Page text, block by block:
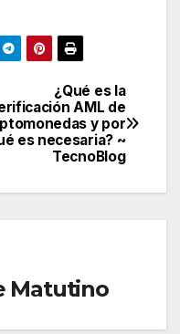
¿Qué es la
AML de
y por
es necesaria? ~
TecnoBlog
Matutino